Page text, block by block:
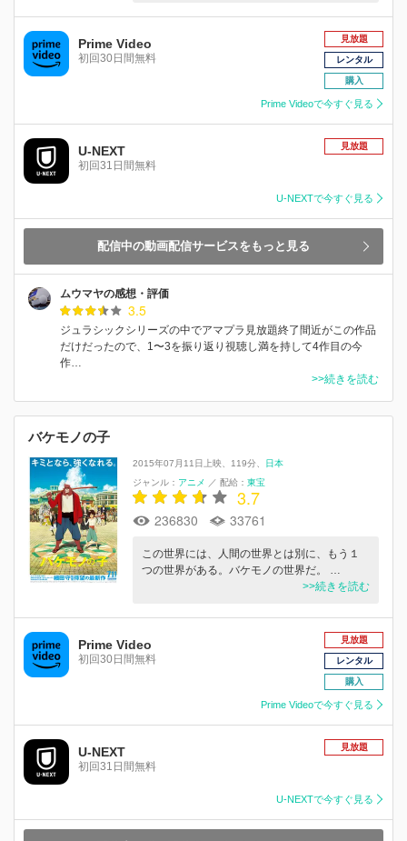
Prime Video
初回30日間無料
見放題
レンタル
購入
Prime Videoで今すぐ見る
U-NEXT
初回31日間無料
見放題
U-NEXTで今すぐ見る
配信中の動画配信サービスをもっと見る
ムウマヤの感想・評価
3.5
ジュラシックシリーズの中でアマプラ見放題終了間近がこの作品
だけだったので、1〜3を振り返り視聴し満を持して4作目の今
作…
>>続きを読む
バケモノの子
2015年07月11日上映 119分
日本
ジャンル： アニメ ／ 配給： 東宝
3.7
236830 33761
この世界には、人間の世界とは別に、もう１
つの世界がある。バケモノの世界だ。 …
>>続きを読む
Prime Video
初回30日間無料
見放題
レンタル
購入
Prime Videoで今すぐ見る
U-NEXT
初回31日間無料
見放題
U-NEXTで今すぐ見る